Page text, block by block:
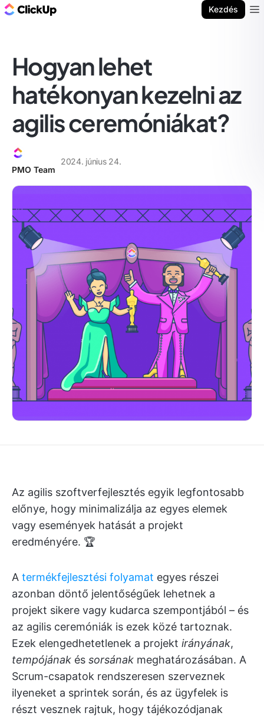
Kezdés
Hogyan lehet
hatékonyan kezelni az
agilis ceremóniákat?
PMO Team
2024. június 24.
Az agilis szoftverfejlesztés egyik legfontosabb
előnye, hogy minimalizálja az egyes elemek
vagy események hatását a projekt
eredményére. 🏆
A termékfejlesztési folyamat egyes részei
azonban döntő jelentőségűek lehetnek a
projekt sikere vagy kudarca szempontjából – és
az agilis ceremóniák is ezek közé tartoznak.
Ezek elengedhetetlenek a projekt irányának,
tempójának és sorsának meghatározásában. A
Scrum-csapatok rendszeresen szerveznek
ilyeneket a sprintek során, és az ügyfelek is
részt vesznek rajtuk, hogy tájékozódjanak